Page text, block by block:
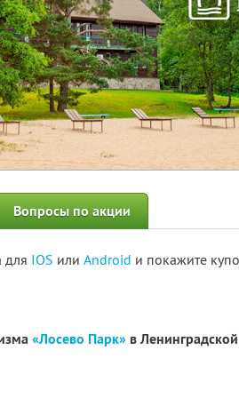
Вопросы по акции
для IOS или Android и покажите
«Лосево Парк» в